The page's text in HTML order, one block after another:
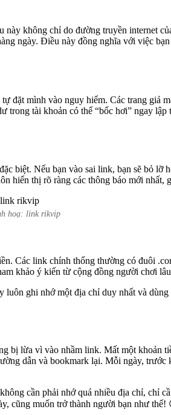
không chỉ do đường truyền internet
ngày. Điều này đồng nghĩa với việc
mình vào nguy hiểm. Các trang giả
trong tài khoản có thể “bốc hơi” ngay
biệt. Nếu bạn vào sai link, bạn sẽ bỏ
thị rõ ràng các thông báo mới nhất,
hoạ: link rikvip
Các link chính thống thường có đuôi
khảo ý kiến từ cộng đồng người chơi
ghi nhớ một địa chỉ duy nhất và
bị lừa vì vào nhầm link. Mất một khoản
dẫn và bookmark lại. Mỗi ngày,
cần phải nhớ quá nhiều địa chỉ, chỉ
cũng muốn trở thành người bạn như thế!